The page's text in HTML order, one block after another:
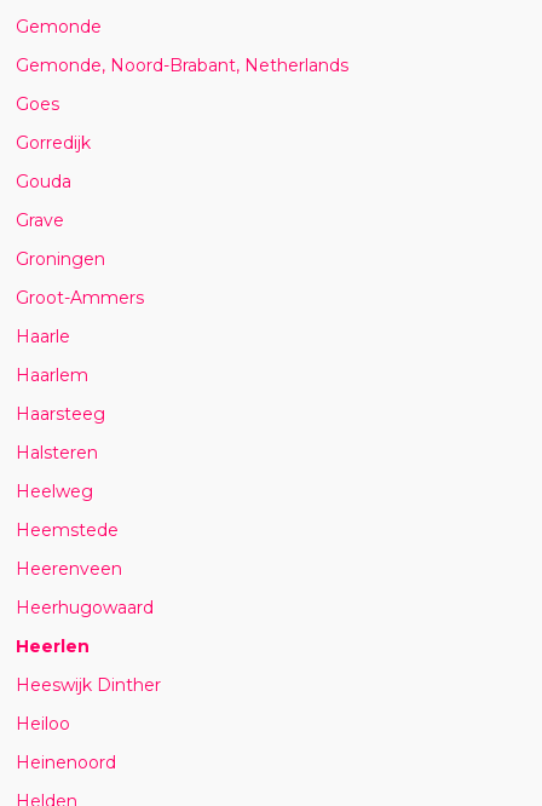
Gemonde
Gemonde, Noord-Brabant, Netherlands
Goes
Gorredijk
Gouda
Grave
Groningen
Groot-Ammers
Haarle
Haarlem
Haarsteeg
Halsteren
Heelweg
Heemstede
Heerenveen
Heerhugowaard
Heerlen
Heeswijk Dinther
Heiloo
Heinenoord
Helden